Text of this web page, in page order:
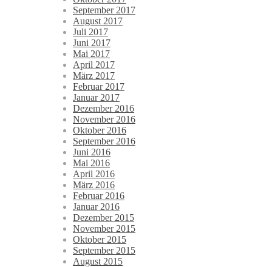
September 2017
August 2017
Juli 2017
Juni 2017
Mai 2017
April 2017
März 2017
Februar 2017
Januar 2017
Dezember 2016
November 2016
Oktober 2016
September 2016
Juni 2016
Mai 2016
April 2016
März 2016
Februar 2016
Januar 2016
Dezember 2015
November 2015
Oktober 2015
September 2015
August 2015